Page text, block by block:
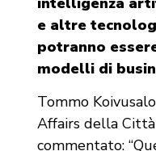
e altre
potranno
modelli di
Tommo
Affairs della Città
commentato: